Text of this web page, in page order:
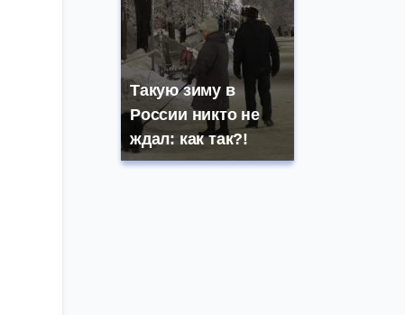
Такую зиму в
России никто не
ждал: как так?!